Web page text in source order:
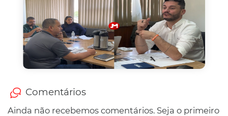
Comentários
Ainda não recebemos comentários. Seja o primeiro